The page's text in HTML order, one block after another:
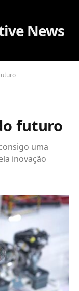
futuro
uma
inovação